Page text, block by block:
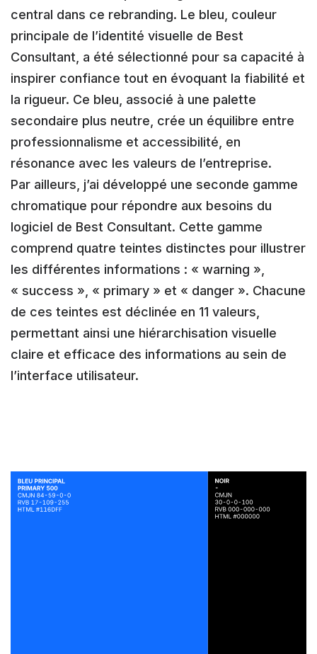
central dans ce rebranding. Le bleu, couleur
principale de l’identité visuelle de Best
Consultant, a été sélectionné pour sa capacité à
inspirer confiance tout en évoquant la fiabilité et
la rigueur. Ce bleu, associé à une palette
secondaire plus neutre, crée un équilibre entre
professionnalisme et accessibilité, en
résonance avec les valeurs de l’entreprise.
Par ailleurs, j’ai développé une seconde gamme
chromatique pour répondre aux besoins du
logiciel de Best Consultant. Cette gamme
comprend quatre teintes distinctes pour illustrer
les différentes informations : « warning »,
« success », « primary » et « danger ». Chacune
de ces teintes est déclinée en 11 valeurs,
permettant ainsi une hiérarchisation visuelle
claire et efficace des informations au sein de
l’interface utilisateur.